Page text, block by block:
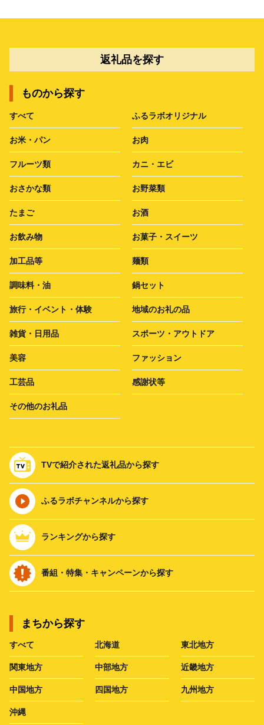
返礼品を探す
ものから探す
すべて ふるラボオリジナル
お米・パン お肉
フルーツ類 カニ・エビ
おさかな類 お野菜類
たまご お酒
お飲み物 お菓子・スイーツ
加工品等 麺類
調味料・油 鍋セット
旅行・イベント・体験 地域のお礼の品
雑貨・日用品 スポーツ・アウトドア
美容 ファッション
工芸品 感謝状等
その他のお礼品
TVで紹介された返礼品から探す
ふるラボチャンネルから探す
ランキングから探す
番組・特集・キャンペーンから探す
まちから探す
すべて 北海道 東北地方
関東地方 中部地方 近畿地方
中国地方 四国地方 九州地方
沖縄